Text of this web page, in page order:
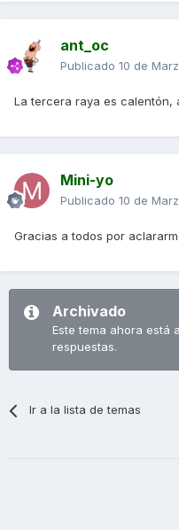
ant_oc
Publicado 10 de
La tercera raya es calentón,
Mini-yo
Publicado 10 de
Gracias a todos por
Archivado
Este tema ahora está
respuestas.
Ir a la lista de temas